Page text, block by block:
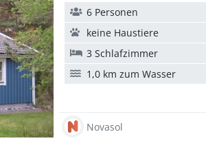
6 Personen
keine Haustiere
3 Schlafzimmer
1,0 km zum Wasser
Novasol